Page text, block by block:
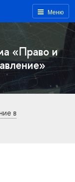
Меню
«Право и
в